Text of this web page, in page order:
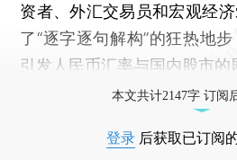
资者、外汇交易员和宏观经
了“逐字逐句解构”的狂热地
引发人民币汇率与国内股市的
本文共计2147字 订阅
登录 后获取已订阅